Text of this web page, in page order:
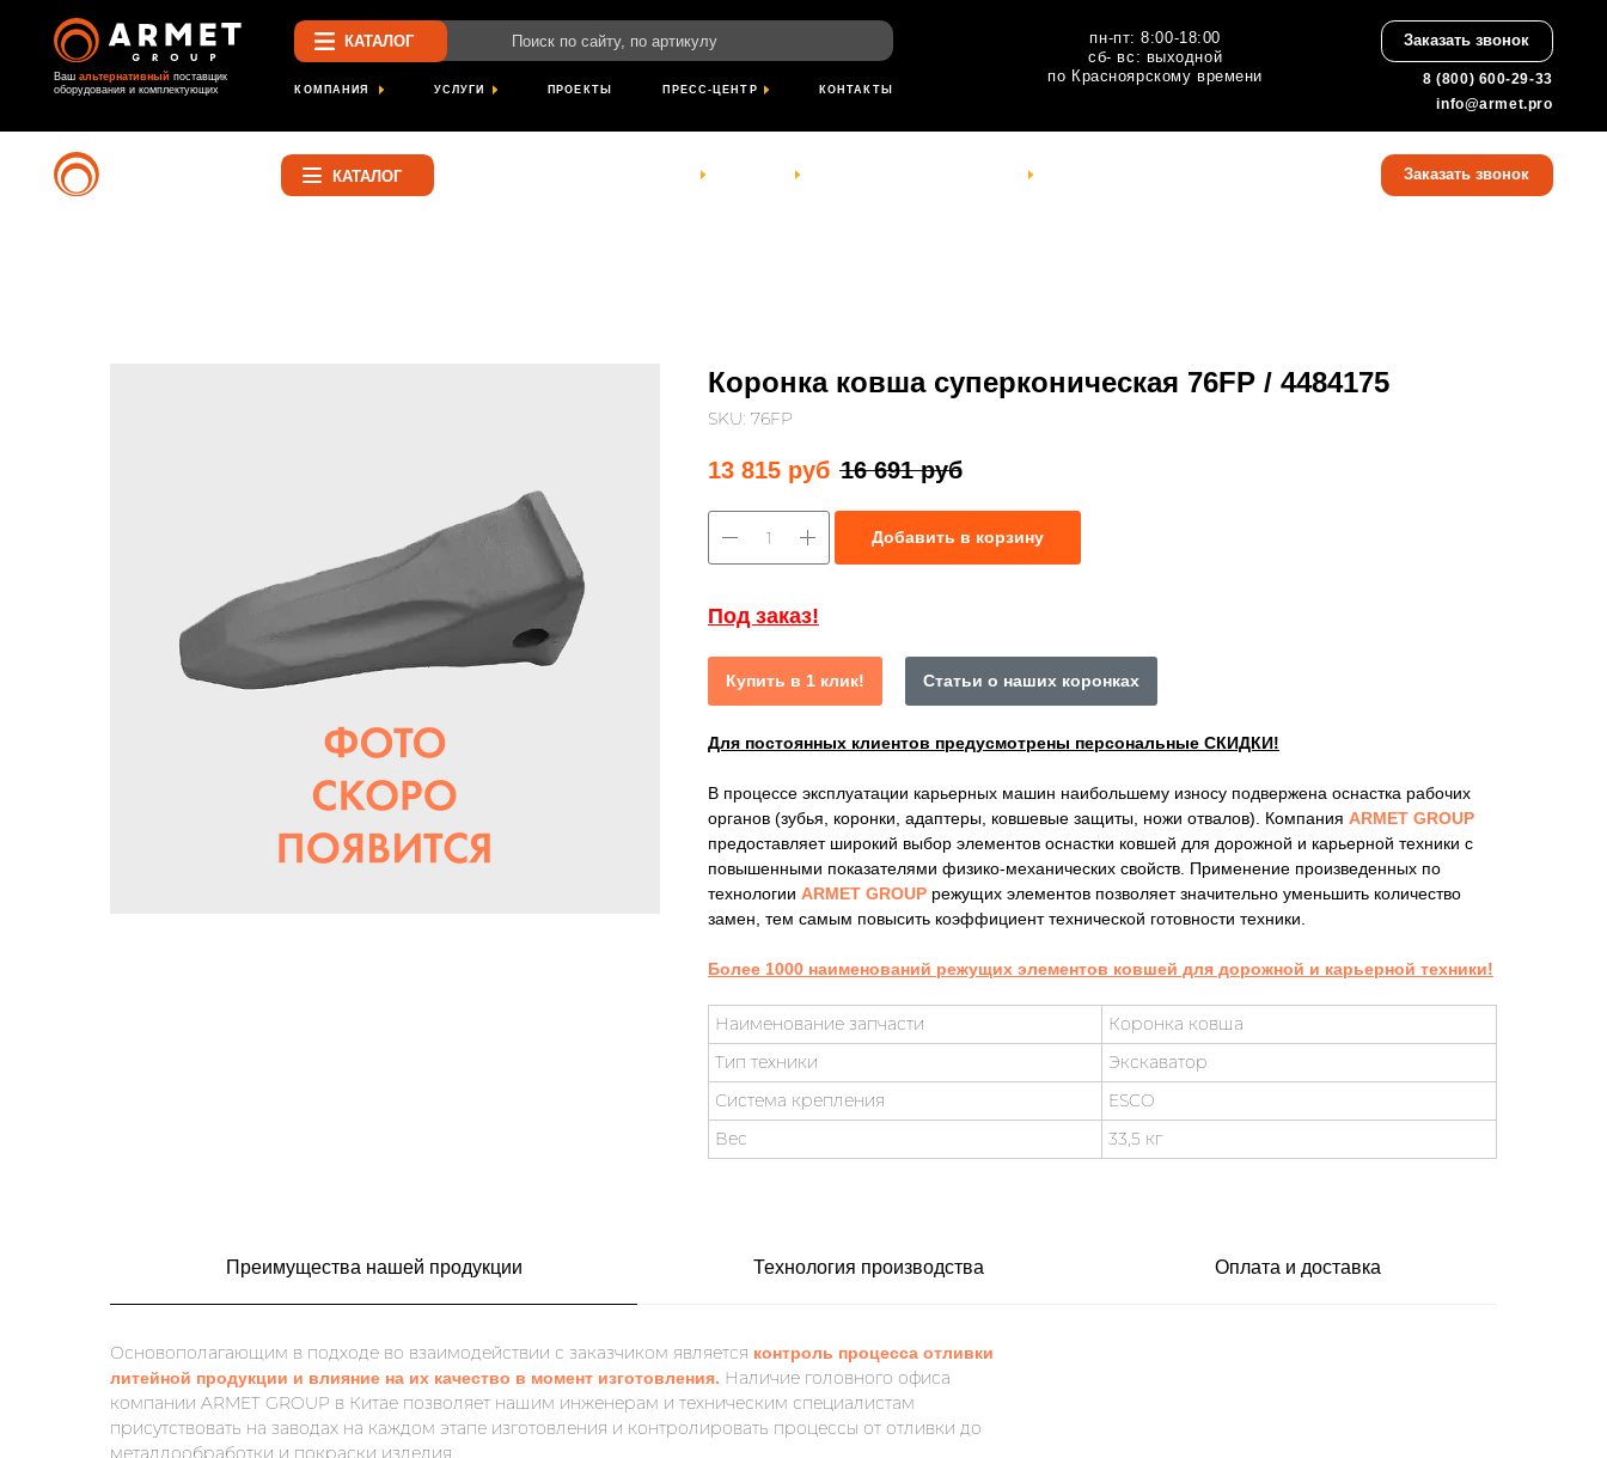
пн-пт: 8:00-18:00
сб- вс: выходной
по Красноярскому времени
поставщик
оборудования и комплектующих
Поиск по сайту, по артикулу
КАТАЛОГ
КАТАЛОГ
Коронка ковша суперконическая 76FP / 4484175
SKU: 76FP
13 815 руб 16 691 руб
Добавить в корзину
Под заказ!
Купить в 1 клик! Статьи о наших коронках
Для постоянных клиентов предусмотрены персональные СКИДКИ!
В процессе эксплуатации карьерных машин наибольшему износу подвержена оснастка рабочих
органов (зубья, коронки, адаптеры, ковшевые защиты, ножи отвалов). Компания ARMET GROUP
предоставляет широкий выбор элементов оснастки ковшей для дорожной и карьерной техники с
повышенными показателями физико-механических свойств. Применение произведенных по
технологии ARMET GROUP режущих элементов позволяет значительно уменьшить количество
замен, тем самым повысить коэффициент технической готовности техники.
Более 1000 наименований режущих элементов ковшей для дорожной и карьерной техники!
Наименование запчасти
Коронка ковша
Тип техники
Экскаватор
Система крепления
ESCO
Вес
33,5 кг
Преимущества нашей продукции Технология производства Оплата и доставка
Основополагающим в подходе во взаимодействии с заказчиком является контроль процесса отливки
литейной продукции и влияние на их качество в момент изготовления. Наличие головного офиса
компании ARMET GROUP в Китае позволяет нашим инженерам и техническим специалистам
присутствовать на заводах на каждом этапе изготовления и контролировать процессы от отливки до
металлообработки и покраски изделия.